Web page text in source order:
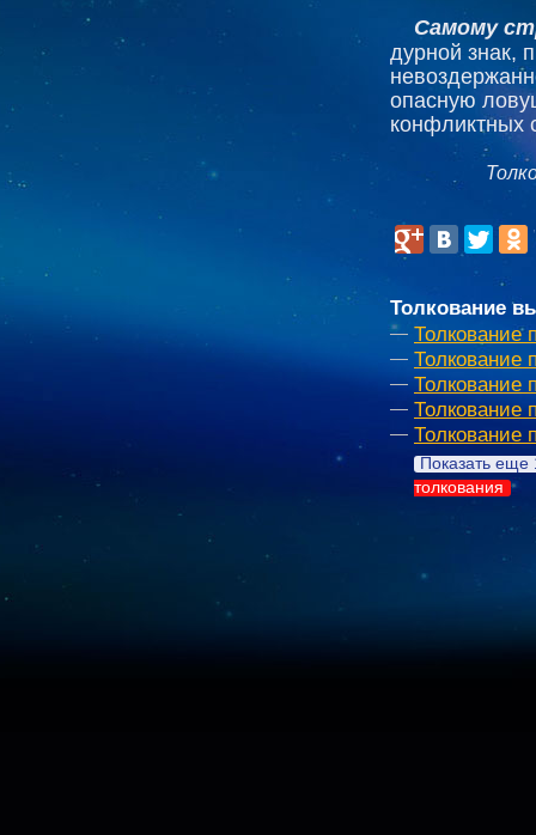
Самому
дурной знак,
опасную
конфликтных
Толкование
Толкование
Толкование
Толкование
Толкование
Толкование
Показать еще
толкования